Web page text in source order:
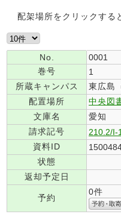
配架場所をクリックする
No.
0001
巻号
1
所蔵キャンパス
東広島
配置場所
中央図
文庫名
愛知
請求記号
210.2/I-
資料ID
状態
返却予定日
予約
0件